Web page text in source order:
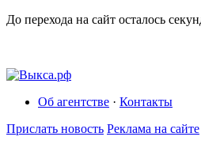
До перехода на сайт осталось
Об агентстве · Контакты
Прислать новость Реклама на сайте